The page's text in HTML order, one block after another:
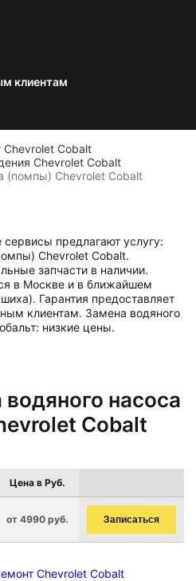
клиентам
Chevrolet Cobalt
Chevrolet Cobalt
(помпы) Chevrolet Cobalt
предлагают услугу:
Chevrolet Cobalt.
запчасти в наличии.
в Москве и в ближайшем
Гарантия предоставляет
клиентам. Замена водяного
низкие цены.
насоса
Cobalt
Цена в Руб.
от 4990 руб. Записаться
Chevrolet Cobalt